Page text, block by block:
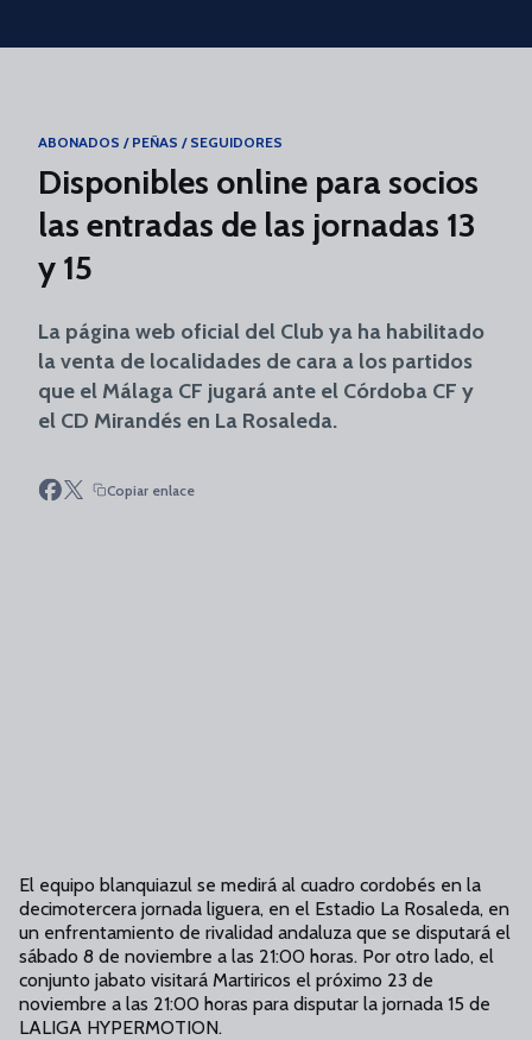
Skip to main content
ABONADOS / PEÑAS / SEGUIDORES
Disponibles online para socios
las entradas de las jornadas 13
y 15
La página web oficial del Club ya ha habilitado
la venta de localidades de cara a los partidos
que el Málaga CF jugará ante el Córdoba CF y
el CD Mirandés en La Rosaleda.
Copiar enlace
El equipo blanquiazul se medirá al cuadro cordobés en la
decimotercera jornada liguera, en el Estadio La Rosaleda, en
un enfrentamiento de rivalidad andaluza que se disputará el
sábado 8 de noviembre a las 21:00 horas. Por otro lado, el
conjunto jabato visitará Martiricos el próximo 23 de
noviembre a las 21:00 horas para disputar la jornada 15 de
LALIGA HYPERMOTION.